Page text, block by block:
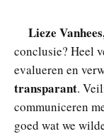
Lieze
conclusie? Heel
evalueren en
transparant.
communiceren
goed wat we